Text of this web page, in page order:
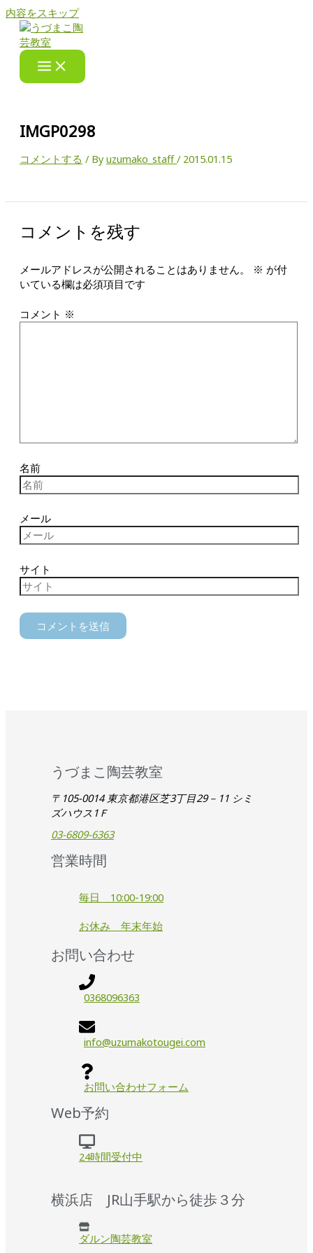
内容をスキップ
IMGP0298
コメントする / Byuzumako_staff/ 2015.01.15
コメントを残す
メールアドレスが公開されることはありません。 ※ が付
いている欄は必須項目です
コメント ※
名前
メール
サイト
うづまこ陶芸教室
〒105-0014 東京都港区芝3丁目29－11 シミ
ズハウス1Ｆ
03-6809-6363
営業時間
毎日 10:00-19:00
お休み 年末年始
お問い合わせ
0368096363
info@uzumakotougei.com
お問い合わせフォーム
Web予約
24時間受付中
横浜店 JR山手駅から徒歩３分
ダルン陶芸教室